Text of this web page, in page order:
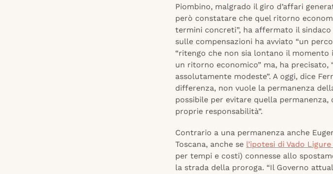
Piombino, malgrado il giro d’affari
però constatare che quel ritorno
termini concreti”, ha affermato il
sulle compensazioni ha avviato “un
“ritengo che non sia lontano il
un ritorno economico” ma, ha precisato,
assolutamente modeste”. A oggi, dice
differenza, non vuole la permanenza
possibile per evitare quella
proprie responsabilità”.
Contrario a una permanenza anche
Toscana, anche se l’ipotesi di Vado
per tempi e costi) connesse allo
la strada della proroga. “Il Governo